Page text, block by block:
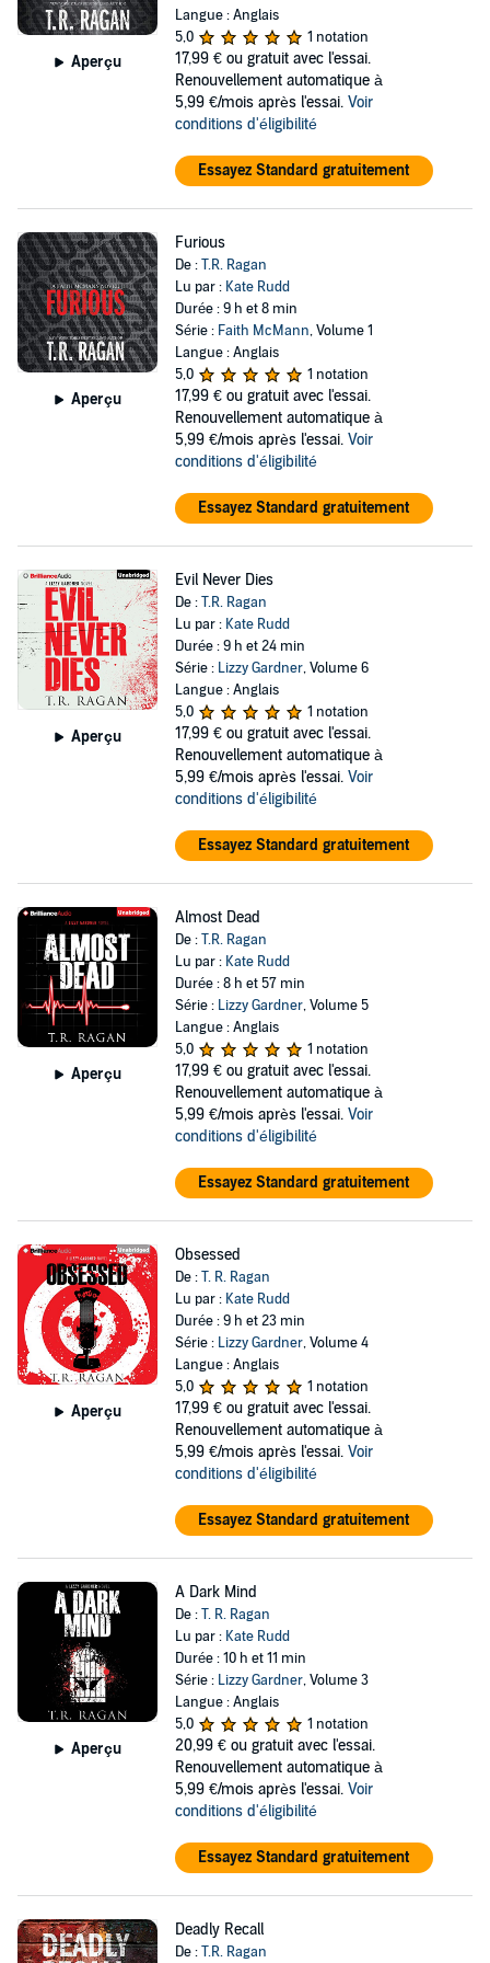
Aperçu
Langue : Anglais
5,0
1 notation
17,99 € ou gratuit avec l'essai.
Renouvellement automatique à
5,99 €/mois après l'essai. Voir
conditions d'éligibilité
Essayez Standard gratuitement
Aperçu
Furious
De :T.R. Ragan
Lu par : Kate Rudd
Durée : 9 h et 8 min
Série : Faith McMann, Volume 1
Langue : Anglais
5,0
1 notation
17,99 € ou gratuit avec l'essai.
Renouvellement automatique à
5,99 €/mois après l'essai. Voir
conditions d'éligibilité
Essayez Standard gratuitement
Aperçu
Evil Never Dies
De :T.R. Ragan
Lu par : Kate Rudd
Durée : 9 h et 24 min
Série : Lizzy Gardner, Volume 6
Langue : Anglais
5,0
1 notation
17,99 € ou gratuit avec l'essai.
Renouvellement automatique à
5,99 €/mois après l'essai. Voir
conditions d'éligibilité
Essayez Standard gratuitement
Aperçu
Almost Dead
De :T.R. Ragan
Lu par : Kate Rudd
Durée : 8 h et 57 min
Série : Lizzy Gardner, Volume 5
Langue : Anglais
5,0
1 notation
17,99 € ou gratuit avec l'essai.
Renouvellement automatique à
5,99 €/mois après l'essai. Voir
conditions d'éligibilité
Essayez Standard gratuitement
Aperçu
Obsessed
De :T. R. Ragan
Lu par : Kate Rudd
Durée : 9 h et 23 min
Série : Lizzy Gardner, Volume 4
Langue : Anglais
5,0
1 notation
17,99 € ou gratuit avec l'essai.
Renouvellement automatique à
5,99 €/mois après l'essai. Voir
conditions d'éligibilité
Essayez Standard gratuitement
Aperçu
A Dark Mind
De :T. R. Ragan
Lu par : Kate Rudd
Durée : 10 h et 11 min
Série : Lizzy Gardner, Volume 3
Langue : Anglais
5,0
1 notation
20,99 € ou gratuit avec l'essai.
Renouvellement automatique à
5,99 €/mois après l'essai. Voir
conditions d'éligibilité
Essayez Standard gratuitement
Deadly Recall
De :T.R. Ragan